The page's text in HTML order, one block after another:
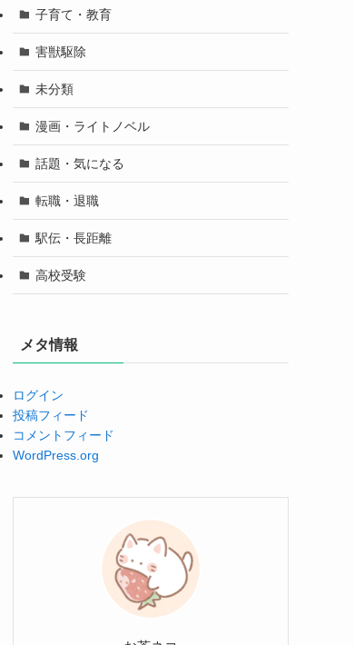
子育て・教育
害獣駆除
未分類
漫画・ライトノベル
話題・気になる
転職・退職
駅伝・長距離
高校受験
メタ情報
ログイン
投稿フィード
コメントフィード
WordPress.org